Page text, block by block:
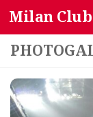
Salta al
Milan